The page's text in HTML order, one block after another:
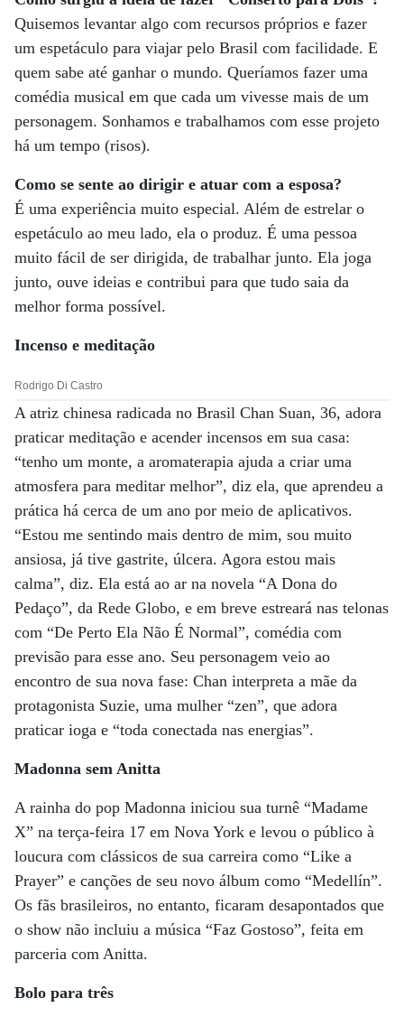
Quisemos levantar algo com recursos próprios e fazer
um espetáculo para viajar pelo Brasil com facilidade. E
quem sabe até ganhar o mundo. Queríamos fazer uma
comédia musical em que cada um vivesse mais de um
personagem. Sonhamos e trabalhamos com esse projeto
há um tempo (risos).
Como se sente ao dirigir e atuar com a esposa?
É uma experiência muito especial. Além de estrelar o
espetáculo ao meu lado, ela o produz. É uma pessoa
muito fácil de ser dirigida, de trabalhar junto. Ela joga
junto, ouve ideias e contribui para que tudo saia da
melhor forma possível.
Incenso e meditação
Rodrigo Di Castro
A atriz chinesa radicada no Brasil Chan Suan, 36, adora
praticar meditação e acender incensos em sua casa:
“tenho um monte, a aromaterapia ajuda a criar uma
atmosfera para meditar melhor”, diz ela, que aprendeu a
prática há cerca de um ano por meio de aplicativos.
“Estou me sentindo mais dentro de mim, sou muito
ansiosa, já tive gastrite, úlcera. Agora estou mais
calma”, diz. Ela está ao ar na novela “A Dona do
Pedaço”, da Rede Globo, e em breve estreará nas telonas
com “De Perto Ela Não É Normal”, comédia com
previsão para esse ano. Seu personagem veio ao
encontro de sua nova fase: Chan interpreta a mãe da
protagonista Suzie, uma mulher “zen”, que adora
praticar ioga e “toda conectada nas energias”.
Madonna sem Anitta
A rainha do pop Madonna iniciou sua turnê “Madame
X” na terça-feira 17 em Nova York e levou o público à
loucura com clássicos de sua carreira como “Like a
Prayer” e canções de seu novo álbum como “Medellín”.
Os fãs brasileiros, no entanto, ficaram desapontados que
o show não incluiu a música “Faz Gostoso”, feita em
parceria com Anitta.
Bolo para três